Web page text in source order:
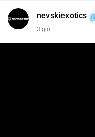
nevskiexotics
3 giờ